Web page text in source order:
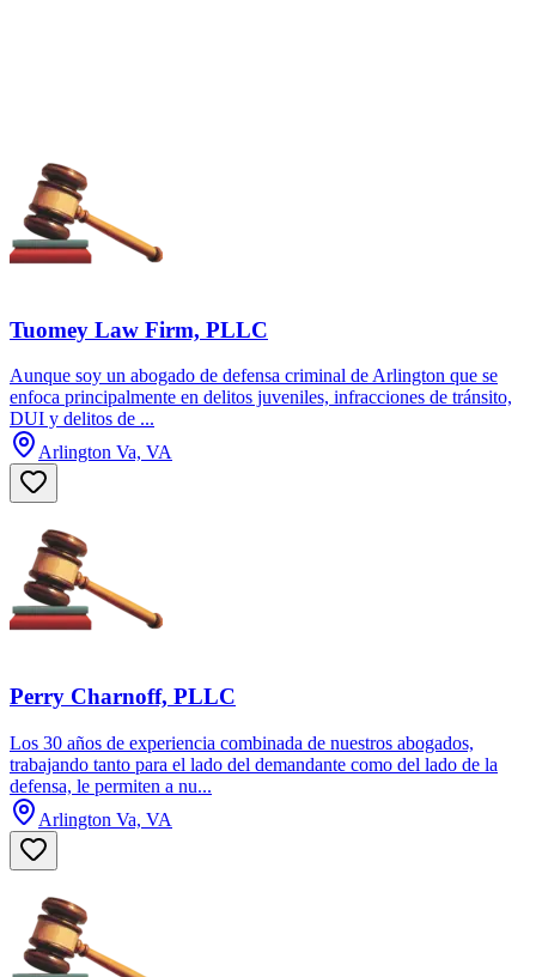
Tuomey Law Firm, PLLC
Aunque soy un abogado de defensa criminal de Arlington que se
enfoca principalmente en delitos juveniles, infracciones de tránsito,
DUI y delitos de ...
Arlington Va, VA
Perry Charnoff, PLLC
Los 30 años de experiencia combinada de nuestros abogados,
trabajando tanto para el lado del demandante como del lado de la
defensa, le permiten a nu...
Arlington Va, VA